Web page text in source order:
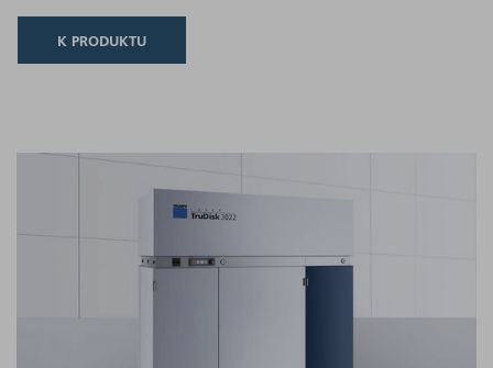
K PRODUKTU